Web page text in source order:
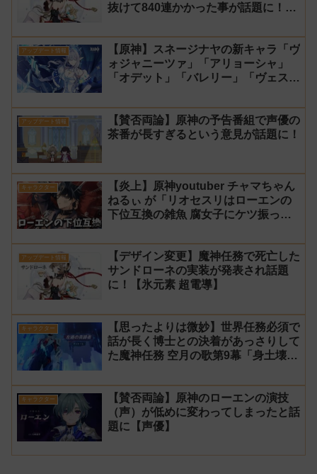
抜けて840連かかった事が話題に！
アップデート情報
【原神】スネージナヤの新キャラ「ヴ
ォジャニーツァ」「アリョーシャ」
「オデット」「バレリー」「ヴェス
「アナスターシャ・フョードロヴナ・
スネージナヤ」が一斉に発表！【声優
氷神 第10位】
アップデート情報
【賛否両論】原神の予告番組で声優の
茶番が長すぎるという意見が話題に！
キャラクター
【炎上】原神youtuber チャマちゃん
ねるぃ が「リオセスリはローエンの
下位互換の雑魚 腐女子にケツ振って
アップデート情報
【デザイン変更】魔神任務で死亡した
サンドローネの実装が発表され話題
に！【氷元素 超電導】
キャラクター
【思ったよりは微妙】世界任務必須で
話が長く博士との決着があっさりして
た魔神任務 空月の歌第9幕「身土壊
プラーナ」感想
キャラクター
【賛否両論】原神のローエンの演技
（声）が低めに変わってしまったと話
題に【声優】